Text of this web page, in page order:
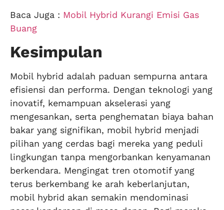
Baca Juga : Mobil Hybrid Kurangi Emisi Gas
Buang
Kesimpulan
Mobil hybrid adalah paduan sempurna antara
efisiensi dan performa. Dengan teknologi yang
inovatif, kemampuan akselerasi yang
mengesankan, serta penghematan biaya bahan
bakar yang signifikan, mobil hybrid menjadi
pilihan yang cerdas bagi mereka yang peduli
lingkungan tanpa mengorbankan kenyamanan
berkendara. Mengingat tren otomotif yang
terus berkembang ke arah keberlanjutan,
mobil hybrid akan semakin mendominasi